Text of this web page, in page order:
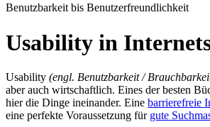
Benutzbarkeit bis Benutzerfreundlichkeit
Usability in
Usability (engl. Benutzbarkeit /
aber auch wirtschaftlich. Eines der besten
hier die Dinge ineinander. Eine barrierefreie
eine perfekte Voraussetzung für gute